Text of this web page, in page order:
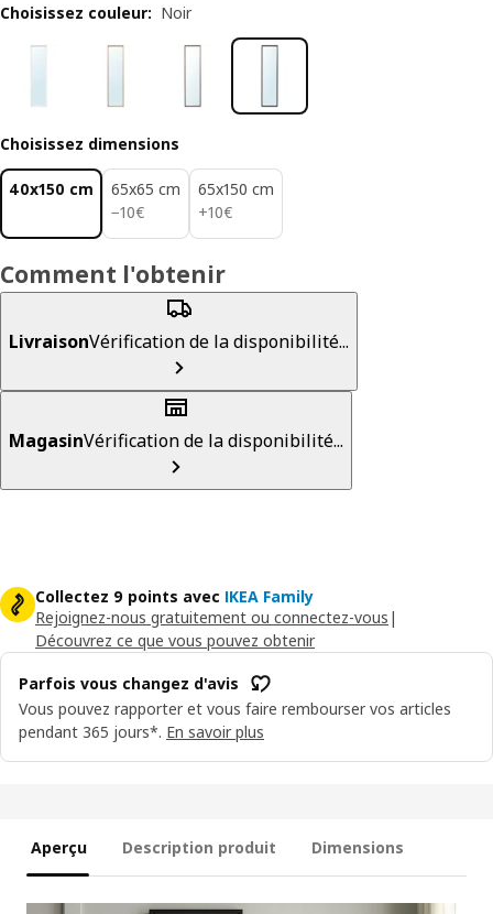
Choisissez couleur: Noir
Choisissez dimensions
40x150 cm
65x65 cm
−10€
10€
65x150 cm
+10€
10€
Comment l'obtenir
LivraisonVérification de la disponibilité...
MagasinVérification de la disponibilité...
Collectez 9 points avec IKEA Family
Rejoignez-nous gratuitement ou connectez-vous |
Découvrez ce que vous pouvez obtenir
Parfois vous changez d'avis
Vous pouvez rapporter et vous faire rembourser vos articles
pendant 365 jours*. En savoir plus
Aperçu Description produit Dimensions